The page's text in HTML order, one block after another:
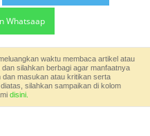
Whatsaap
waktu membaca artikel atau
silahkan berbagi agar manfaatnya
dan masukan atau kritikan serta
silahkan sampaikan di kolom
disini.